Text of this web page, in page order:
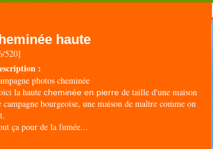
haute
520]
:
photos cheminée
la haute cheminée en pierre de taille d'une maison
campagne bourgeoise, une maison de maître comme on
ça pour de la fumée...